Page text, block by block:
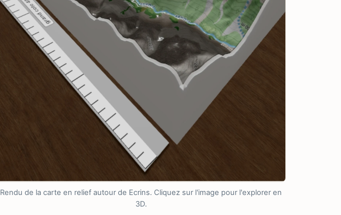
Rendu de la carte en relief autour de Ecrins. Cliquez sur l'image pour l'explorer en
3D.